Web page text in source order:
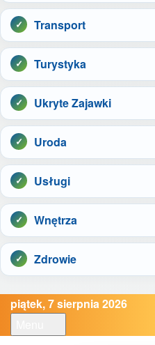
Transport
Turystyka
Ukryte Zajawki
Uroda
Usługi
Wnętrza
Zdrowie
piątek, 7 sierpnia 2026